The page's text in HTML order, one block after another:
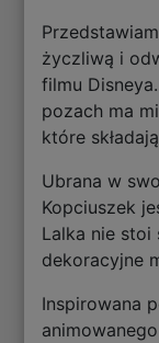
życzliwą i
filmu
pozach ma
które
Ubrana w
Kopciuszek
Lalka nie stoi
dekoracyjne
Inspirowana